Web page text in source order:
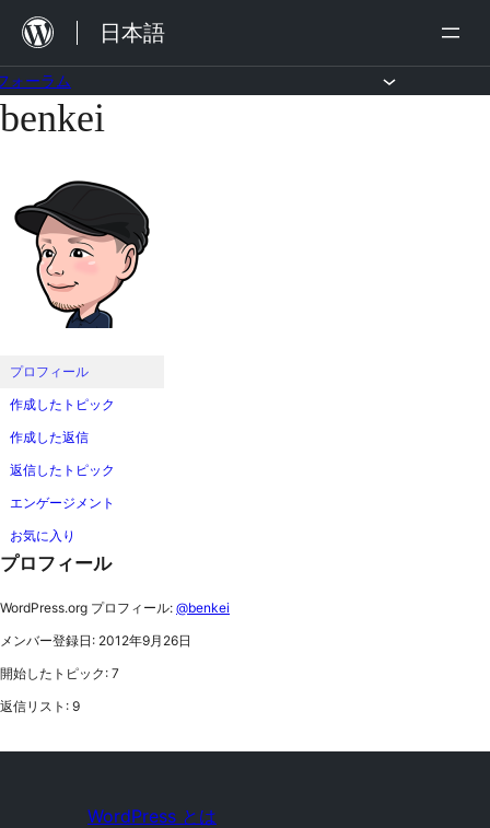
を
ス
プ
日本語
ォーラム
コ
ン
ッ
プ
benkei
プロフィール
作成したトピック
作成した返信
返信したトピック
エンゲージメント
お気に入り
プロフィール
WordPress.org プロフィール: @benkei
メンバー登録日: 2012年9月26日
開始したトピック: 7
返信リスト: 9
WordPress とは